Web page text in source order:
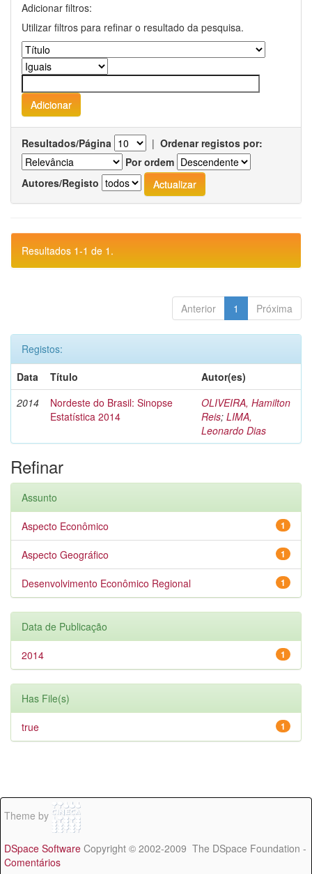
Adicionar filtros:
Utilizar filtros para refinar o resultado da pesquisa.
Resultados/Página | Ordenar registos por:
Por ordem
Autores/Registo
Resultados 1-1 de 1.
Anterior 1 Próxima
Registos:
Data
Título
Autor(es)
2014
Nordeste do Brasil: Sinopse
Estatística 2014
OLIVEIRA, Hamilton
Reis; LIMA,
Leonardo Dias
Refinar
Assunto
1
Aspecto Econômico
1
Aspecto Geográfico
1
Desenvolvimento Econômico Regional
Data de Publicação
1
2014
Has File(s)
1
true
Theme by
DSpace Software Copyright © 2002-2009 The DSpace Foundation -
Comentários